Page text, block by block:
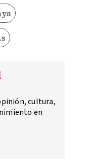
cultura,
en